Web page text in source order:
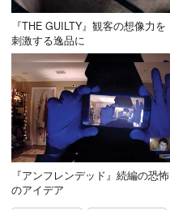
『THE GUILTY』観客の想像力を
刺激する逸品に
『アンフレンデッド』続編の恐怖
のアイデア